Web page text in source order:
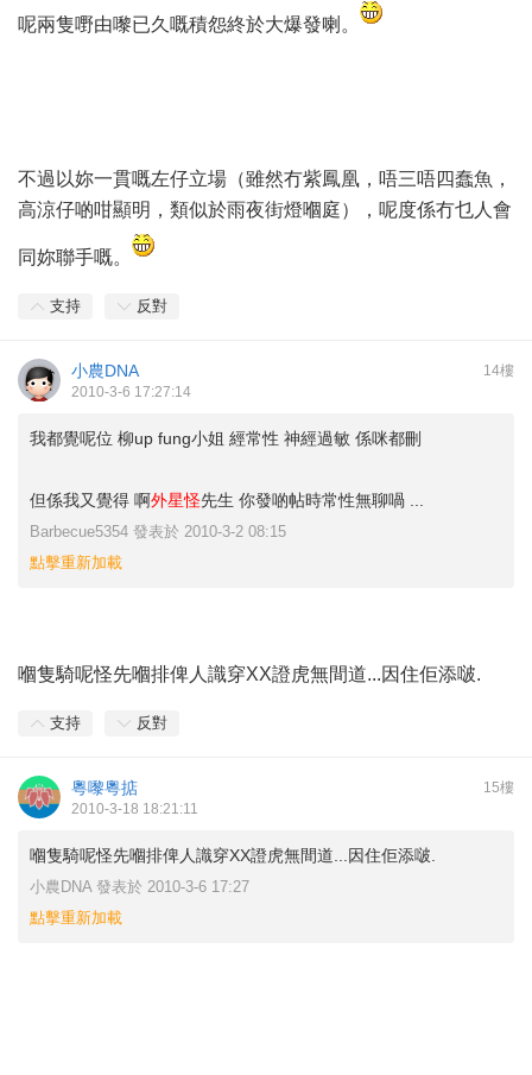
呢兩隻嘢由嚟已久嘅積怨終於大爆發喇。
不過以妳一貫嘅左仔立場（雖然冇紫鳳凰，唔三唔四蠢魚，
高涼仔啲咁顯明，類似於雨夜街燈嗰庭），呢度係冇乜人會
同妳聯手嘅。
支持 反對
14樓
小農DNA
2010-3-6 17:27:14
我都覺呢位 柳up fung小姐 經常性 神經過敏 係咪都刪
但係我又覺得 啊外星怪先生 你發啲帖時常性無聊喎 ...
Barbecue5354 發表於 2010-3-2 08:15
點擊重新加載
嗰隻騎呢怪先嗰排俾人識穿XX證虎無間道...因住佢添啵.
支持 反對
15樓
粵嚟粵掂
2010-3-18 18:21:11
嗰隻騎呢怪先嗰排俾人識穿XX證虎無間道...因住佢添啵.
小農DNA 發表於 2010-3-6 17:27
點擊重新加載